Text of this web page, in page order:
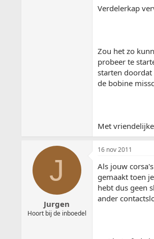
Verdelerkap
Zou het zo
probeer te
starten doordat
de bobine
Met
J
Jurgen
Hoort bij de inboedel
16 nov 2011
Als jouw
gemaakt toen
hebt dus geen
ander